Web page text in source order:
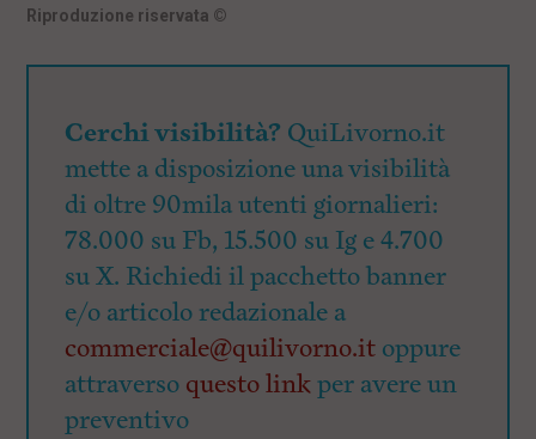
Riproduzione riservata ©
Cerchi visibilità? QuiLivorno.it
mette a disposizione una visibilità
di oltre 90mila utenti giornalieri:
78.000 su Fb, 15.500 su Ig e 4.700
su X. Richiedi il pacchetto banner
e/o articolo redazionale a
commerciale@quilivorno.it oppure
attraverso questo linkper avere un
preventivo